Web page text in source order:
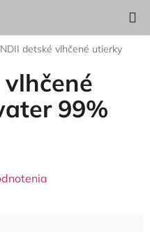
KOŠÍK
detské vlhčené utierky
99%